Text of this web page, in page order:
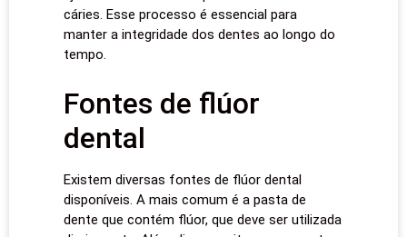
cáries. Esse processo é essencial para
manter a integridade dos dentes ao longo do
tempo.
Fontes de flúor
dental
Existem diversas fontes de flúor dental
disponíveis. A mais comum é a pasta de
dente que contém flúor, que deve ser utilizada